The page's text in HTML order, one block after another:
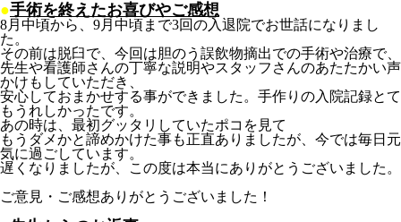
●手術を終えたお喜びやご感想
8月中頃から、9月中頃まで3回の入退院でお世話になりまし
た。
その前は脱臼で、今回は胆のう誤飲物摘出での手術や治療で、
先生や看護師さんの丁寧な説明やスタッフさんのあたたかい声
かけもしていただき、
安心しておまかせする事ができました。手作りの入院記録とて
もうれしかったです。
あの時は、最初グッタリしていたポコを見て
もうダメかと諦めかけた事も正直ありましたが、今では毎日元
気に過ごしています。
遅くなりましたが、この度は本当にありがとうございました。
ご意見・ご感想ありがとうございました！